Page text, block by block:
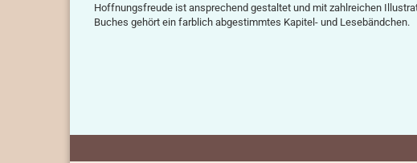
Hoffnungsfreude ist ansprechend gestaltet und mit zahlreichen
Buches gehört ein farblich abgestimmtes Kapitel- und Lesebändchen.